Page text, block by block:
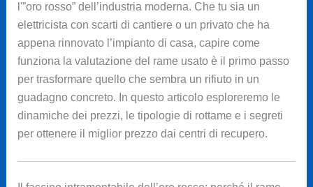
l'”oro rosso” dell’industria moderna. Che tu sia un
elettricista con scarti di cantiere o un privato che ha
appena rinnovato l’impianto di casa, capire come
funziona la valutazione del rame usato è il primo passo
per trasformare quello che sembra un rifiuto in un
guadagno concreto. In questo articolo esploreremo le
dinamiche dei prezzi, le tipologie di rottame e i segreti
per ottenere il miglior prezzo dai centri di recupero.